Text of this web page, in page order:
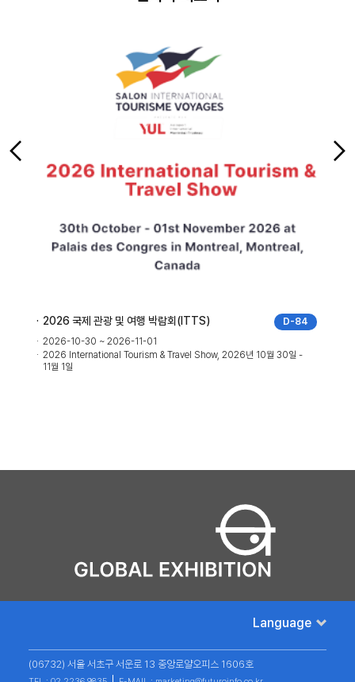
D-84
2026 국제 관광 및 여행 박람회(ITTS)
2026-10-30 ~ 2026-11-01
2026 International Tourism & Travel Show, 2026년 10월 30일 -
11월 1일
Language
(06732) 서울 서초구 서운로 13 중앙로얄오피스 1606호